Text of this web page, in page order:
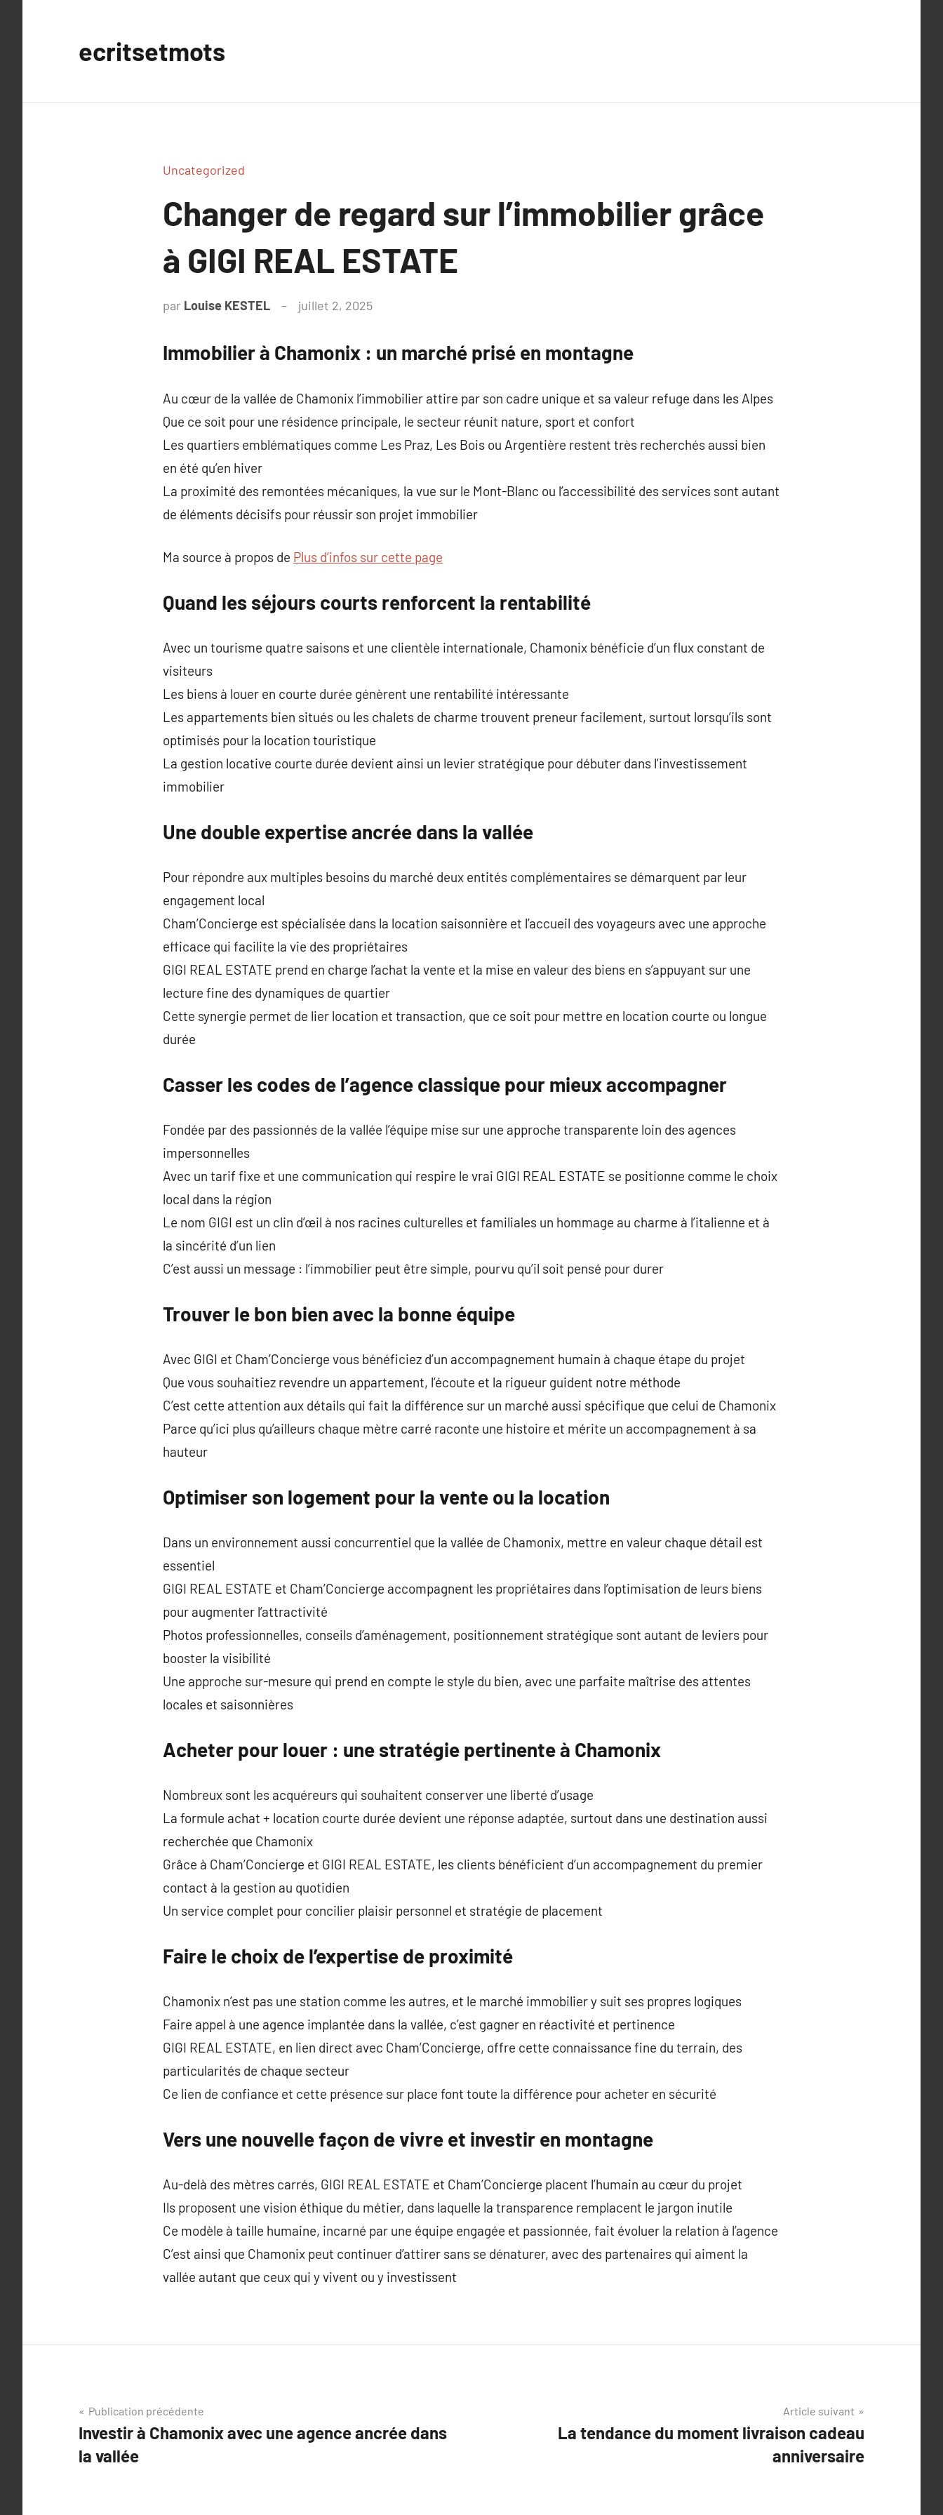
ecritsetmots
Uncategorized
Changer de regard sur l’immobilier grâce
à GIGI REAL ESTATE
par Louise KESTEL juillet 2, 2025
Immobilier à Chamonix : un marché prisé en montagne
Au cœur de la vallée de Chamonix l’immobilier attire par son cadre unique et sa valeur refuge dans les Alpes
Que ce soit pour une résidence principale, le secteur réunit nature, sport et confort
Les quartiers emblématiques comme Les Praz, Les Bois ou Argentière restent très recherchés aussi bien
en été qu’en hiver
La proximité des remontées mécaniques, la vue sur le Mont-Blanc ou l’accessibilité des services sont autant
de éléments décisifs pour réussir son projet immobilier
Ma source à propos de Plus d’infos sur cette page
Quand les séjours courts renforcent la rentabilité
Avec un tourisme quatre saisons et une clientèle internationale, Chamonix bénéficie d’un flux constant de
visiteurs
Les biens à louer en courte durée génèrent une rentabilité intéressante
Les appartements bien situés ou les chalets de charme trouvent preneur facilement, surtout lorsqu’ils sont
optimisés pour la location touristique
La gestion locative courte durée devient ainsi un levier stratégique pour débuter dans l’investissement
immobilier
Une double expertise ancrée dans la vallée
Pour répondre aux multiples besoins du marché deux entités complémentaires se démarquent par leur
engagement local
Cham’Concierge est spécialisée dans la location saisonnière et l’accueil des voyageurs avec une approche
efficace qui facilite la vie des propriétaires
GIGI REAL ESTATE prend en charge l’achat la vente et la mise en valeur des biens en s’appuyant sur une
lecture fine des dynamiques de quartier
Cette synergie permet de lier location et transaction, que ce soit pour mettre en location courte ou longue
durée
Casser les codes de l’agence classique pour mieux accompagner
Fondée par des passionnés de la vallée l’équipe mise sur une approche transparente loin des agences
impersonnelles
Avec un tarif fixe et une communication qui respire le vrai GIGI REAL ESTATE se positionne comme le choix
local dans la région
Le nom GIGI est un clin d’œil à nos racines culturelles et familiales un hommage au charme à l’italienne et à
la sincérité d’un lien
C’est aussi un message : l’immobilier peut être simple, pourvu qu’il soit pensé pour durer
Trouver le bon bien avec la bonne équipe
Avec GIGI et Cham’Concierge vous bénéficiez d’un accompagnement humain à chaque étape du projet
Que vous souhaitiez revendre un appartement, l’écoute et la rigueur guident notre méthode
C’est cette attention aux détails qui fait la différence sur un marché aussi spécifique que celui de Chamonix
Parce qu’ici plus qu’ailleurs chaque mètre carré raconte une histoire et mérite un accompagnement à sa
hauteur
Optimiser son logement pour la vente ou la location
Dans un environnement aussi concurrentiel que la vallée de Chamonix, mettre en valeur chaque détail est
essentiel
GIGI REAL ESTATE et Cham’Concierge accompagnent les propriétaires dans l’optimisation de leurs biens
pour augmenter l’attractivité
Photos professionnelles, conseils d’aménagement, positionnement stratégique sont autant de leviers pour
booster la visibilité
Une approche sur-mesure qui prend en compte le style du bien, avec une parfaite maîtrise des attentes
locales et saisonnières
Acheter pour louer : une stratégie pertinente à Chamonix
Nombreux sont les acquéreurs qui souhaitent conserver une liberté d’usage
La formule achat + location courte durée devient une réponse adaptée, surtout dans une destination aussi
recherchée que Chamonix
Grâce à Cham’Concierge et GIGI REAL ESTATE, les clients bénéficient d’un accompagnement du premier
contact à la gestion au quotidien
Un service complet pour concilier plaisir personnel et stratégie de placement
Faire le choix de l’expertise de proximité
Chamonix n’est pas une station comme les autres, et le marché immobilier y suit ses propres logiques
Faire appel à une agence implantée dans la vallée, c’est gagner en réactivité et pertinence
GIGI REAL ESTATE, en lien direct avec Cham’Concierge, offre cette connaissance fine du terrain, des
particularités de chaque secteur
Ce lien de confiance et cette présence sur place font toute la différence pour acheter en sécurité
Vers une nouvelle façon de vivre et investir en montagne
Au-delà des mètres carrés, GIGI REAL ESTATE et Cham’Concierge placent l’humain au cœur du projet
Ils proposent une vision éthique du métier, dans laquelle la transparence remplacent le jargon inutile
Ce modèle à taille humaine, incarné par une équipe engagée et passionnée, fait évoluer la relation à l’agence
C’est ainsi que Chamonix peut continuer d’attirer sans se dénaturer, avec des partenaires qui aiment la
vallée autant que ceux qui y vivent ou y investissent
Navigation
de
l’article
Publication précédente
Investir à Chamonix avec une agence ancrée dans
la vallée
Article suivant
La tendance du moment livraison cadeau
anniversaire